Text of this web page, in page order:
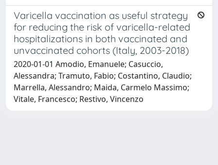
Varicella vaccination as useful strategy
for reducing the risk of varicella-related
hospitalizations in both vaccinated and
unvaccinated cohorts (Italy, 2003-2018)
2020-01-01 Amodio, Emanuele; Casuccio,
Alessandra; Tramuto, Fabio; Costantino, Claudio;
Marrella, Alessandro; Maida, Carmelo Massimo;
Vitale, Francesco; Restivo, Vincenzo